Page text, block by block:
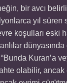
bir avcı
yıl
koşulları eski
Kuran’a
olabilir, ancak